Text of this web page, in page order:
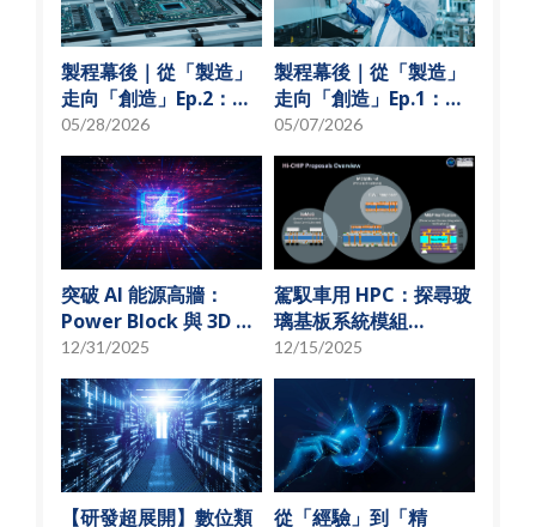
製程幕後｜從「製造」
走向「創造」Ep.2：
「從無到有」的技術革
新
05/28/2026
製程幕後｜從「製造」
走向「創造」Ep.1：揭
秘 USI技術先行軍
05/07/2026
突破 AI 能源高牆：
Power Block 與 3D 微
小化解決方案
12/31/2025
駕馭車用 HPC：探尋玻
璃基板系統模組
(SoMoG) 技術的「最佳
甜蜜點」
12/15/2025
【研發超展開】數位類
從「經驗」到「精